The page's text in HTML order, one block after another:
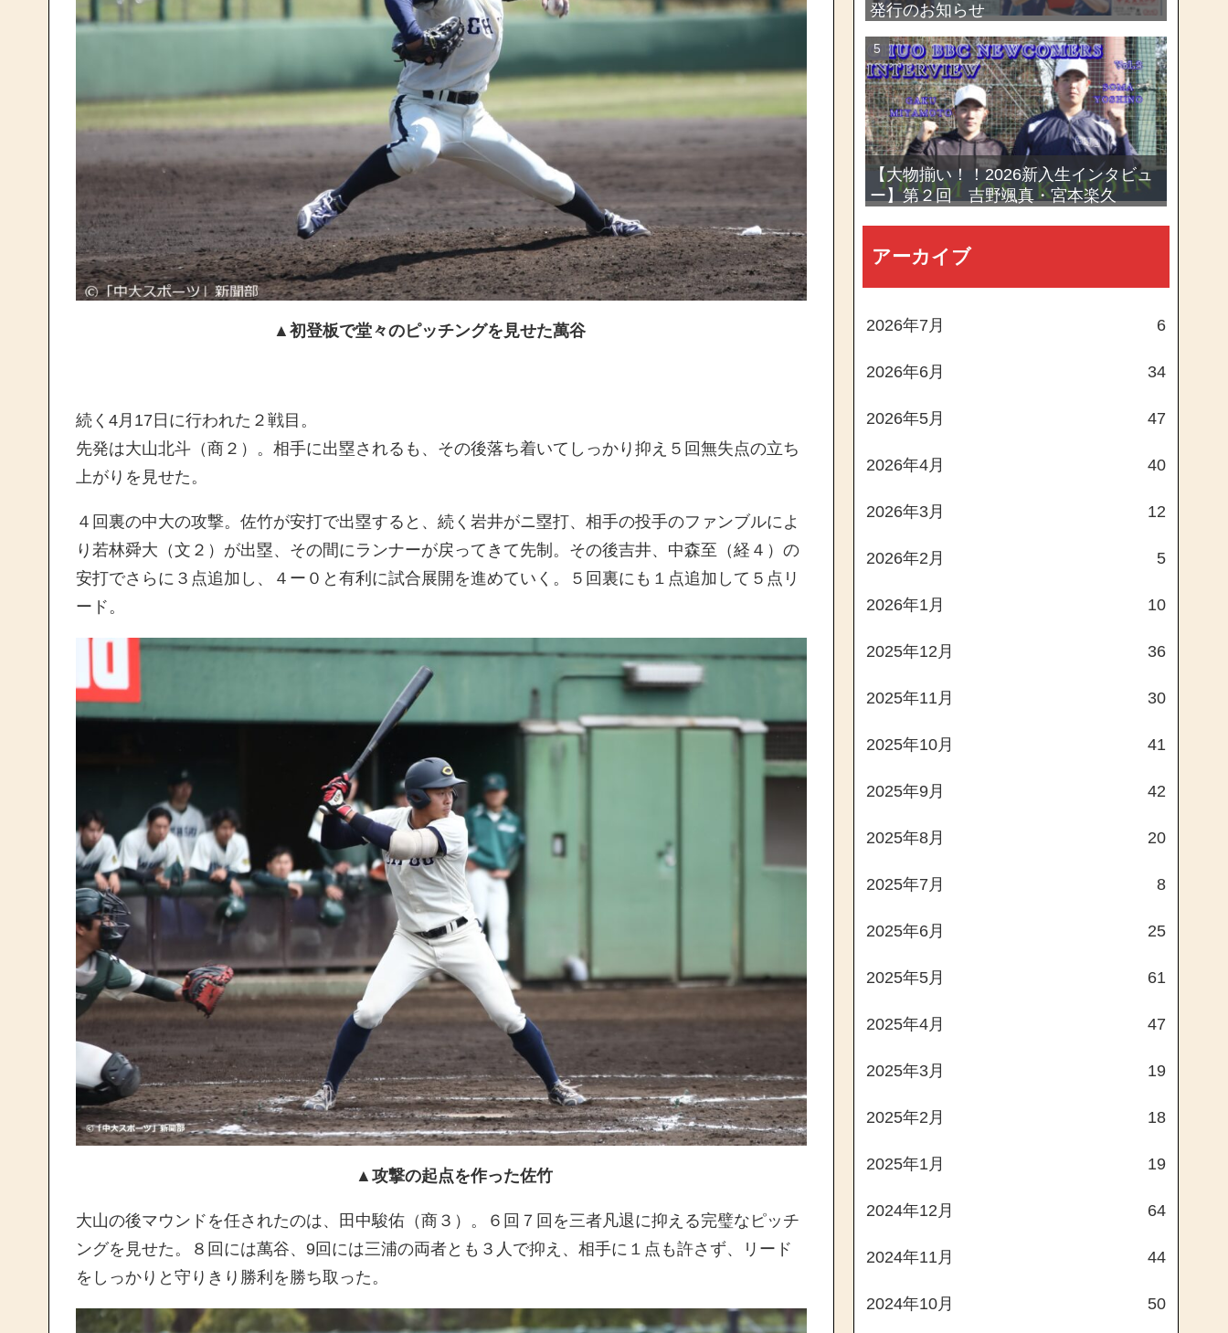
▲初登板で堂々のピッチングを見せた萬谷
続く4月17日に行われた２戦目。
先発は大山北斗（商２）。相手に出塁されるも、その後落ち着いてしっかり抑え５回無失点の立ち
上がりを見せた。
４回裏の中大の攻撃。佐竹が安打で出塁すると、続く岩井がニ塁打、相手の投手のファンブルによ
り若林舜大（文２）が出塁、その間にランナーが戻ってきて先制。その後吉井、中森至（経４）の
安打でさらに３点追加し、４ー０と有利に試合展開を進めていく。５回裏にも１点追加して５点リ
ード。
▲攻撃の起点を作った佐竹
大山の後マウンドを任されたのは、田中駿佑（商３）。６回７回を三者凡退に抑える完璧なピッチ
ングを見せた。８回には萬谷、9回には三浦の両者とも３人で抑え、相手に１点も許さず、リード
をしっかりと守りきり勝利を勝ち取った。
発行のお知らせ
【大物揃い！！2026新入生インタビュ
ー】第２回 吉野颯真・宮本楽久
アーカイブ
2026年7月 6
2026年6月 34
2026年5月 47
2026年4月 40
2026年3月 12
2026年2月 5
2026年1月 10
2025年12月 36
2025年11月 30
2025年10月 41
2025年9月 42
2025年8月 20
2025年7月 8
2025年6月 25
2025年5月 61
2025年4月 47
2025年3月 19
2025年2月 18
2025年1月 19
2024年12月 64
2024年11月 44
2024年10月 50